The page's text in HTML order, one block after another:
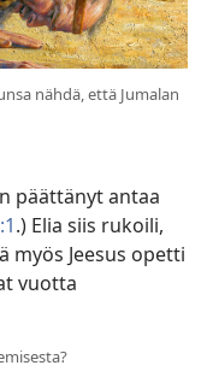
nähdä, että Jumalan
päättänyt antaa
.) Elia siis rukoili,
myös Jeesus opetti
vuotta